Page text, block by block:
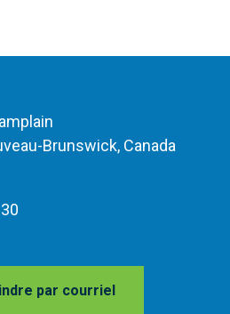
Brunswick, Canada
par courriel